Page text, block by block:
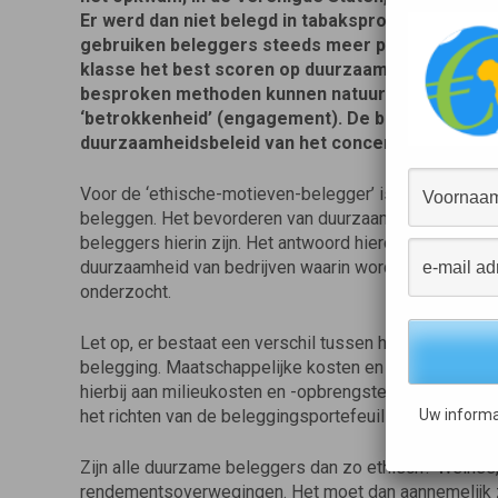
Er werd dan niet belegd in tabaksproducenten,
gebruiken beleggers steeds meer positieve
klasse het best scoren op
besproken methoden kunnen natuurlijk ook
‘betrokkenheid’ (engagement). De belegger
duurzaamheidsbeleid van het concern (Corporate
Voor de ‘ethische-motieven-belegger’ is een
beleggen. Het bevorderen van duurzaamheid staat
beleggers hierin zijn. Het antwoord hierop is nog
duurzaamheid van bedrijven waarin wordt belegd ten
onderzocht.
Let op, er bestaat een verschil tussen het financiële
belegging. Maatschappelijke kosten en opbrengsten
hierbij aan milieukosten en -opbrengsten. Op morele
het richten van de beleggingsportefeuille op
Zijn alle duurzame beleggers dan zo ethisch?
rendementsoverwegingen. Het moet dan
Uw